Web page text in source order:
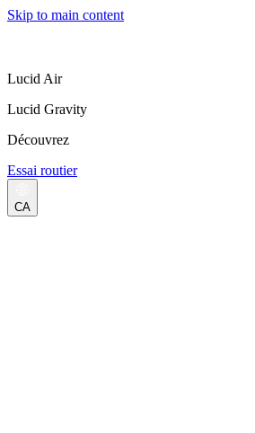
Skip to main content
Lucid Air
Lucid Gravity
Découvrez
Essai routier
CA